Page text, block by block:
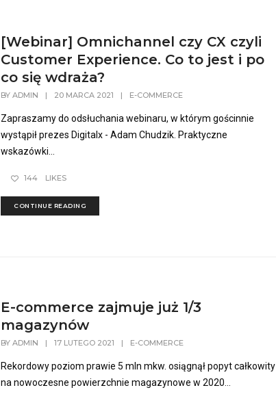
[Webinar] Omnichannel czy CX czyli
Customer Experience. Co to jest i po
co się wdraża?
BYADMIN | 20 MARCA 2021 | E-COMMERCE
Zapraszamy do odsłuchania webinaru, w którym gościnnie
wystąpił prezes Digitalx - Adam Chudzik. Praktyczne
wskazówki...
144 LIKES
CONTINUE READING
E-commerce zajmuje już 1/3
magazynów
BYADMIN | 17 LUTEGO 2021 | E-COMMERCE
Rekordowy poziom prawie 5 mln mkw. osiągnął popyt całkowity
na nowoczesne powierzchnie magazynowe w 2020...